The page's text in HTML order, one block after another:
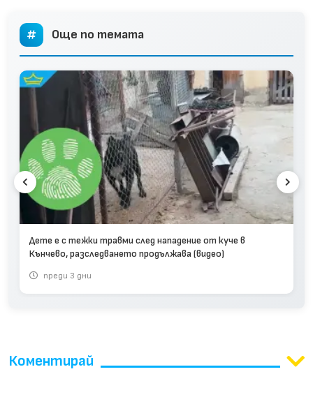
Още по темата
Дете e с тежки травми след нападение от куче в
Кънчево, разследването продължава (видео)
преди 3 дни
Коментирай